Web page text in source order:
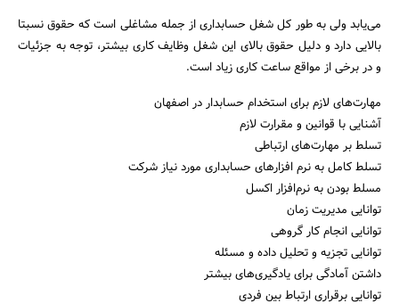
می‌یابد ولی به طور کل شغل حسابداری از جمله مشاغلی است که حقوق نسبتا
بالایی دارد و دلیل حقوق بالای این شغل وظایف کاری بیشتر، توجه به جزئیات
و در برخی از مواقع ساعت کاری زیاد است.
مهارت‌های لازم برای استخدام حسابدار در اصفهان
آشنایی با قوانین و مقرارت لازم
تسلط بر مهارت‌های ارتباطی
تسلط کامل به نرم افزارهای حسابداری مورد نیاز شرکت
مسلط بودن به نرم‌افزار اکسل
توانایی مدیریت زمان
توانایی انجام کار گروهی
توانایی تجزیه و تحلیل داده و مسئله
داشتن آمادگی برای یادگیری‌های بیشتر
توانایی برقراری ارتباط بین فردی